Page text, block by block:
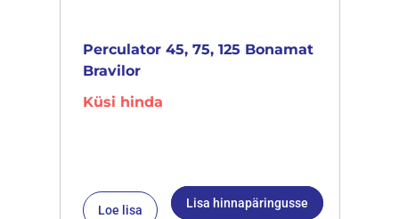
Perculator 45, 75, 125 Bonamat
Bravilor
Küsi hinda
Loe lisa Lisa hinnapäringusse